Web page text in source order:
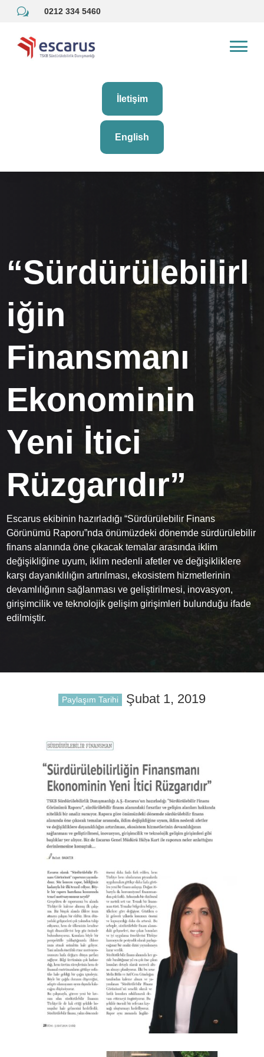
w 0212 334 5460
İletişim
English
“Sürdürülebilirl
iğin
Finansmanı
Ekonominin
Yeni İtici
Rüzgarıdır”
Escarus ekibinin hazırladığı “Sürdürülebilir Finans
Görünümü Raporu”nda önümüzdeki dönemde sürdürülebilir
finans alanında öne çıkacak temalar arasında iklim
değişikliğine uyum, iklim nedenli afetler ve değişikliklere
karşı dayanıklılığın artırılması, ekosistem hizmetlerinin
devamlılığının sağlanması ve geliştirilmesi, inovasyon,
girişimcilik ve teknolojik gelişim girişimleri bulunduğu ifade
edilmiştir.
Paylaşım Tarihi Şubat 1, 2019